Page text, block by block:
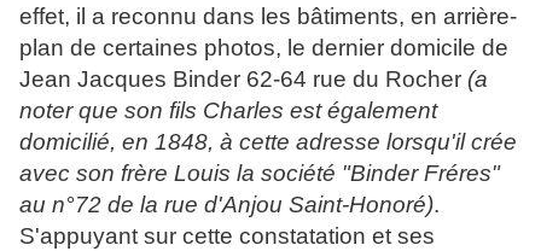
effet, il a reconnu dans les bâtiments, en arrière-
plan de certaines photos, le dernier domicile de
Jean Jacques Binder 62-64 rue du Rocher (a
noter que son fils Charles est également
domicilié, en 1848, à cette adresse lorsqu'il crée
avec son frère Louis la société "Binder Fréres"
au n°72 de la rue d'Anjou Saint-Honoré).
S'appuyant sur cette constatation et ses